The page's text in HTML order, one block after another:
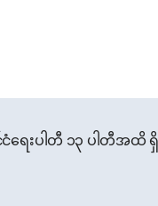
ေးပါတီ ၁၃ ပါတီအထိ